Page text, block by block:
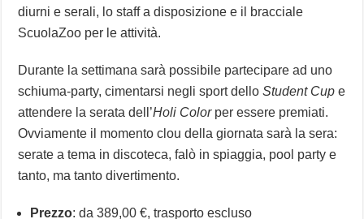
diurni e serali, lo staff a disposizione e il bracciale
ScuolaZoo per le attività.
Durante la settimana sarà possibile partecipare ad uno
schiuma-party, cimentarsi negli sport delloStudent Cup e
attendere la serata dell’Holi Colorper essere premiati.
Ovviamente il momento clou della giornata sarà la sera:
serate a tema in discoteca, falò in spiaggia, pool party e
tanto, ma tanto divertimento.
Prezzo: da 389,00 €, trasporto escluso